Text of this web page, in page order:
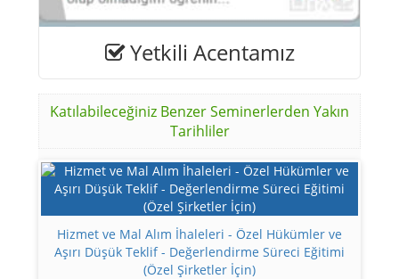
Yetkili Acentamız
Katılabileceğiniz Benzer Seminerlerden Yakın
Tarihliler
Hizmet ve Mal Alım İhaleleri - Özel Hükümler ve
Aşırı Düşük Teklif - Değerlendirme Süreci Eğitimi
(Özel Şirketler İçin)